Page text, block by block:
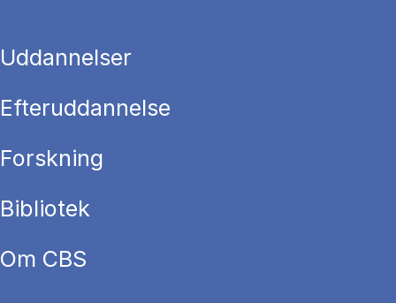
Uddannelser
Efteruddannelse
Forskning
Bibliotek
Om CBS